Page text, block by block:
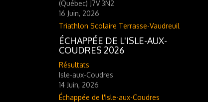
(Québec) J7V 3N2
16 Juin, 2026
Triathlon Scolaire Terrasse-Vaudreuil
ÉCHAPPÉE DE L'ISLE-AUX-
COUDRES 2026
Résultats
Isle-aux-Coudres
14 Juin, 2026
Échappée de l'Isle-aux-Coudres